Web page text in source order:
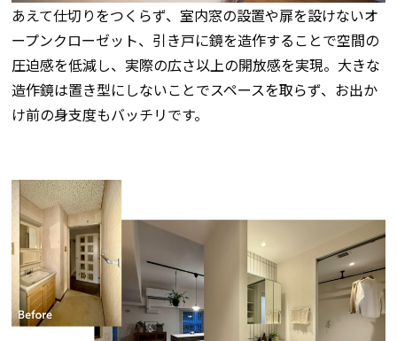
あえて仕切りをつくらず、室内窓の設置や扉を設けないオ
ープンクローゼット、引き戸に鏡を造作することで空間の
圧迫感を低減し、実際の広さ以上の開放感を実現。大きな
造作鏡は置き型にしないことでスペースを取らず、お出か
け前の身支度もバッチリです。